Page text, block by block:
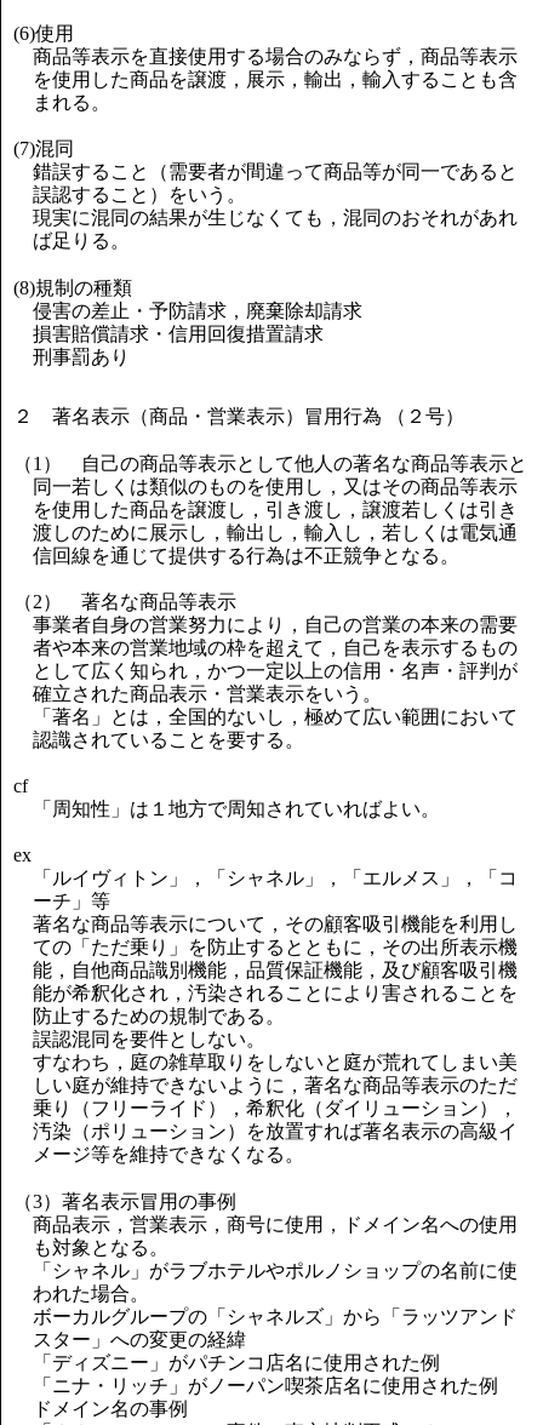
(6)使用
商品等表示を直接使用する場合のみならず，商品等表示
を使用した商品を譲渡，展示，輸出，輸入することも含
まれる。
(7)混同
錯誤すること（需要者が間違って商品等が同一であると
誤認すること）をいう。
現実に混同の結果が生じなくても，混同のおそれがあれ
ば足りる。
(8)規制の種類
侵害の差止・予防請求，廃棄除却請求
損害賠償請求・信用回復措置請求
刑事罰あり
２ 著名表示（商品・営業表示）冒用行為 （２号）
（1） 自己の商品等表示として他人の著名な商品等表示と
同一若しくは類似のものを使用し，又はその商品等表示
を使用した商品を譲渡し，引き渡し，譲渡若しくは引き
渡しのために展示し，輸出し，輸入し，若しくは電気通
信回線を通じて提供する行為は不正競争となる。
（2） 著名な商品等表示
事業者自身の営業努力により，自己の営業の本来の需要
者や本来の営業地域の枠を超えて，自己を表示するもの
として広く知られ，かつ一定以上の信用・名声・評判が
確立された商品表示・営業表示をいう。
「著名」とは，全国的ないし，極めて広い範囲において
認識されていることを要する。
cf
「周知性」は１地方で周知されていればよい。
ex
「ルイヴィトン」，「シャネル」，「エルメス」，「コ
ーチ」等
著名な商品等表示について，その顧客吸引機能を利用し
ての「ただ乗り」を防止するとともに，その出所表示機
能，自他商品識別機能，品質保証機能，及び顧客吸引機
能が希釈化され，汚染されることにより害されることを
防止するための規制である。
誤認混同を要件としない。
すなわち，庭の雑草取りをしないと庭が荒れてしまい美
しい庭が維持できないように，著名な商品等表示のただ
乗り（フリーライド），希釈化（ダイリューション），
汚染（ポリューション）を放置すれば著名表示の高級イ
メージ等を維持できなくなる。
（3）著名表示冒用の事例
商品表示，営業表示，商号に使用，ドメイン名への使用
も対象となる。
「シャネル」がラブホテルやポルノショップの名前に使
われた場合。
ボーカルグループの「シャネルズ」から「ラッツアンド
スター」への変更の経緯
「ディズニー」がパチンコ店名に使用された例
「ニナ・リッチ」がノーパン喫茶店名に使用された例
ドメイン名の事例